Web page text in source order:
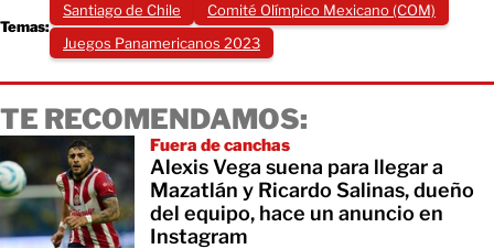
Temas:
Santiago de Chile
Comité Olímpico Mexicano (COM)
Juegos Panamericanos 2023
TE RECOMENDAMOS:
Fuera de canchas
Alexis Vega suena para llegar a
Mazatlán y Ricardo Salinas, dueño
del equipo, hace un anuncio en
Instagram